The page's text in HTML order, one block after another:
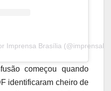
Imprensa Brasília
começou quando
identificaram cheiro de